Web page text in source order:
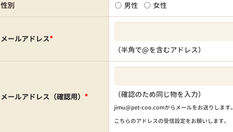
性別 男性 女性
メールアドレス*
（半角で@を含むアドレス）
メールアドレス（確認用） * （確認のため同じ物を入力）
jimu@pet-coo.comからメールをお送りします。
こちらのアドレスの受信設定をお願いします。